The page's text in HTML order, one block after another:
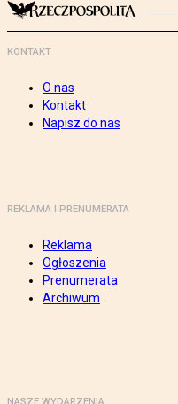
KONTAKT
O nas
Kontakt
Napisz do nas
REKLAMA I PRENUMERATA
Reklama
Ogłoszenia
Prenumerata
Archiwum